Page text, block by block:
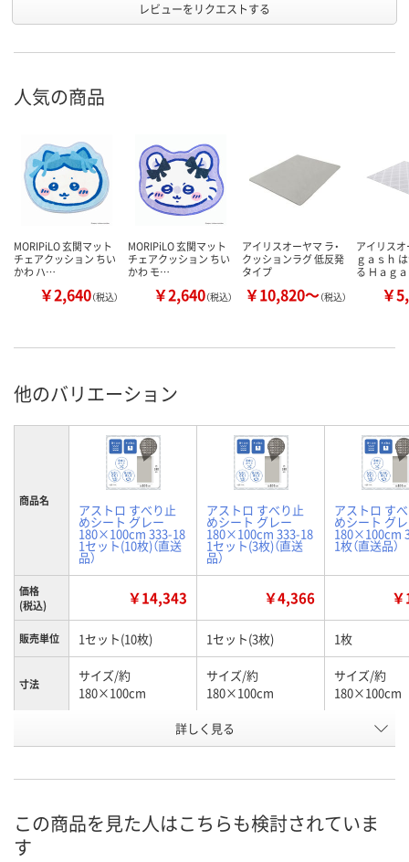
レビューをリクエストする
人気の商品
MORIPiLO 玄関マット
チェアクッション ちい
かわ ハ…
￥2,640（税込）
MORIPiLO 玄関マット
チェアクッション ちい
かわ モ…
￥2,640（税込）
アイリスオーヤマ ラ・
クッションラグ 低反発
タイプ
￥10,820～（税込）
アイリス
ｇａｓｈ
る Ｈａｇ
￥
他のバリエーション
商品名
アストロ すべり止
めシート グレー
180×100cm 333-18
1セット(10枚)（直送
品）
アストロ すべり止
めシート グレー
180×100cm 333-18
1セット(3枚)（直送
品）
アストロ す
めシート グ
180×100cm
1枚（直送品）
価格
(税込)
￥14,343 ￥4,366
販売単位 1セット(10枚) 1セット(3枚) 1枚
寸法
サイズ/約
180×100cm
サイズ/約
180×100cm
サイズ/約
180×100cm
グレー
号
お届け日
詳しく見る
この商品を見た人はこちらも検討されていま
す